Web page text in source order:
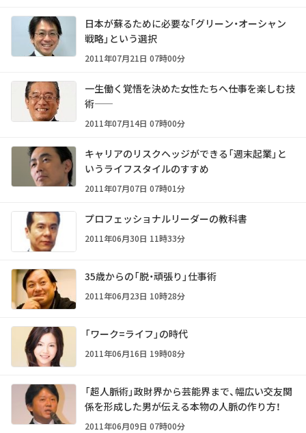
日本が蘇るために必要な「グリーン・オーシャン
戦略」という選択
2011年07月21日 07時00分
一生働く覚悟を決めた女性たちへ――仕事を楽しむ技
術――
2011年07月14日 07時00分
キャリアのリスクヘッジができる「週末起業」と
いうライフスタイルのすすめ
2011年07月07日 07時01分
プロフェッショナルリーダーの教科書
2011年06月30日 11時33分
35歳からの「脱・頑張り」仕事術
2011年06月23日 10時28分
「ワーク=ライフ」の時代
2011年06月16日 19時08分
「超人脈術」政財界から芸能界まで、幅広い交友関
係を形成した男が伝える本物の人脈の作り方！
2011年06月09日 07時00分